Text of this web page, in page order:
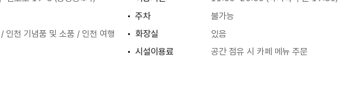
주차
불가능
인천 기념품 및 소품 / 인천 여행
화장실
있음
시설이용료
공간 점유 시 카페 메뉴 주문